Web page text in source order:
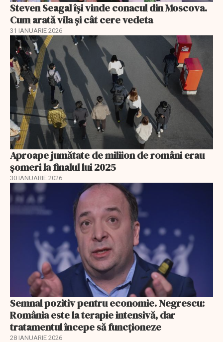
Steven Seagal își vinde conacul din Moscova.
Cum arată vila și cât cere vedeta
31 IANUARIE 2026
Aproape jumătate de miliion de români erau
șomeri la finalul lui 2025
30 IANUARIE 2026
Semnal pozitiv pentru economie. Negrescu:
România este la terapie intensivă, dar
tratamentul începe să funcționeze
28 IANUARIE 2026